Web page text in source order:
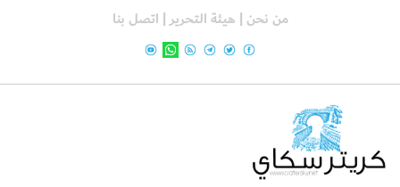
من نحن | هيئة التحرير | اتصل بنا